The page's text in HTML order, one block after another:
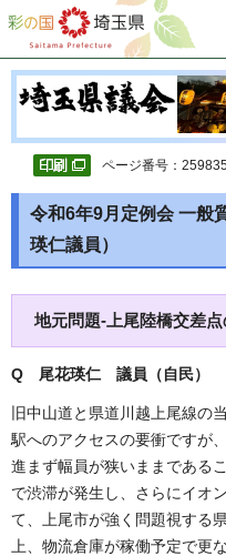
彩の国 埼玉県
ページ番号：
令和6年9月定例会 一般
瑛仁議員）
地元問題-上尾陸橋交差
Q 尾花瑛仁 議員（自民）
旧中山道と県道川越上尾線の
駅へのアクセスの要衝ですが
進まず幅員が狭いままである
で渋滞が発生し、さらにイオ
て、上尾市が強く問題視する
上、物流倉庫が稼働予定で更